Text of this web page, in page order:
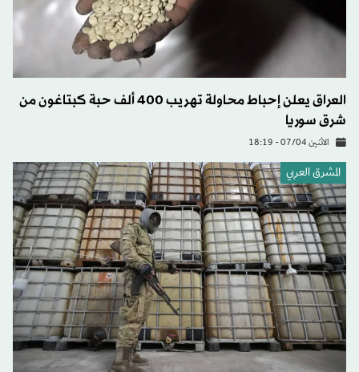
العراق يعلن إحباط محاولة تهريب 400 ألف حبة كبتاغون من
شرق سوريا
الاثنين 07/04 - 18:19
المشرق العربي